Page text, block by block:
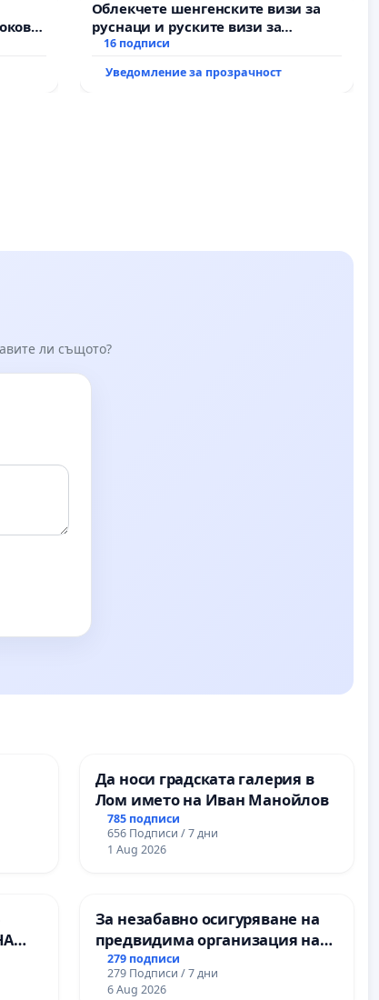
Облекчете шенгенските визи за
руснаци и руските визи за
българи
16 подписи
Уведомление за прозрачност
ли същото?
Да носи градската галерия в
Лом името на Иван Манойлов
785 подписи
656 Подписи / 7 дни
1 Aug 2026
За незабавно осигуряване на
предвидима организация на
учебния процес и гарантиране
на правото на равнопоставено
279 подписи
279 Подписи / 7 дни
6 Aug 2026